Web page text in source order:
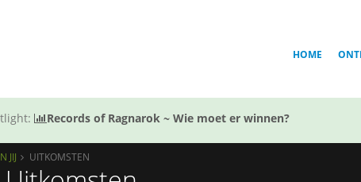
HOME
Records of Ragnarok ~ Wie moet er winnen?
JIJ UITKOMSTEN